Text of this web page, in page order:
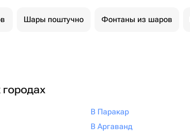
Шары поштучно Фонтаны из шаров
В Паракар
В Аргаванд